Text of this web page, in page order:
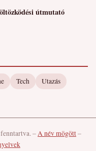
útmutató
Tech Utazás
–A név mögött–